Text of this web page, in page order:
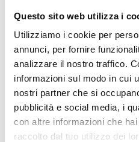
Questo sito web utilizza i
Utilizziamo i cookie per
annunci, per fornire
analizzare il nostro traffico.
informazioni sul modo in cui
nostri partner che si
pubblicità e social media, i
con altre informazioni che
raccolto dal tuo utilizzo dei
delle Malattie dello Scheletro
Italiana di Psichiatria (SIP),
Reumatologia (SIR).
Ufficio stampa
HealthCom Consulting
Laura Fezzigna, mob. +39 347
Carlotta Freri, tel. +39 02